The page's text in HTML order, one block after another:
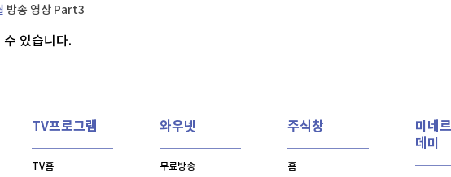
정치
경제
칼럼·연재
데이터 채널/편성
방송 영상 Part3
있습니다.
TV프로그램
TV홈
와우넷
무료방송
주식창
홈
미네
데미